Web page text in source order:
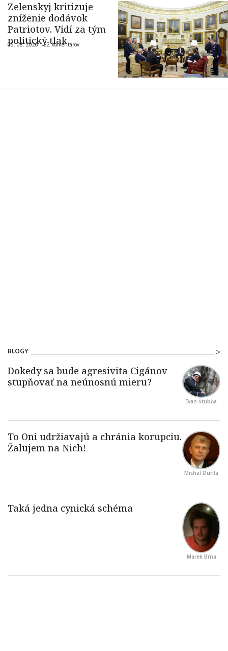
Zelenskyj kritizuje
zníženie dodávok
Patriotov. Vidí za tým
politický tlak
05. 08. 2026 |22 komentárov
BLOGY
Ivan Štubňa
Michal Durila
Marek Brna